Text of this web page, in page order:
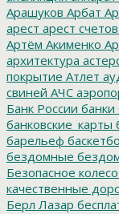
Арашуков Арбат
арест арест счетов
Артём Акименко
архитектура
покрытие Атлет
свиней АЧС
Банк России банки
банковские_карты
барельеф
бездомные
Безопасное
качественные
Берл Лазар